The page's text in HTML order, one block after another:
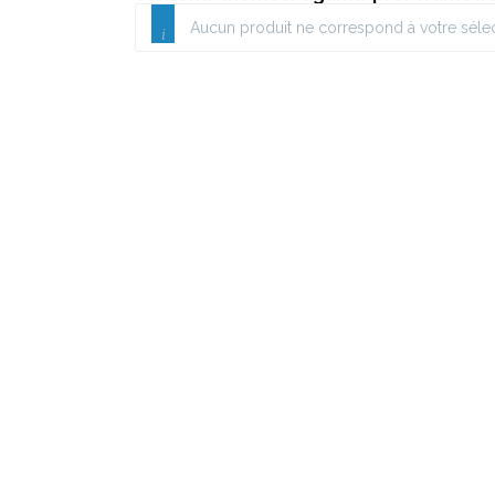
Aucun produit ne correspond à votre